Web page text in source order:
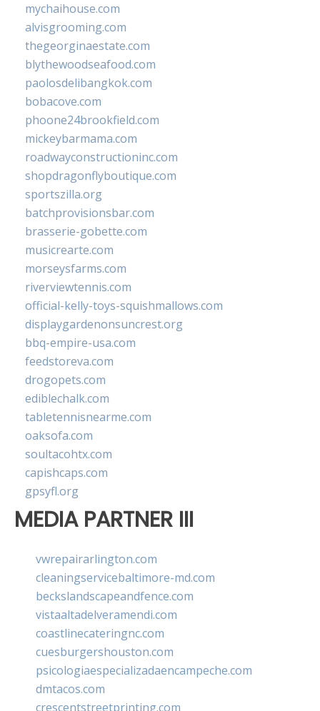
mychaihouse.com
alvisgrooming.com
thegeorginaestate.com
blythewoodseafood.com
paolosdelibangkok.com
bobacove.com
phoone24brookfield.com
mickeybarmama.com
roadwayconstructioninc.com
shopdragonflyboutique.com
sportszilla.org
batchprovisionsbar.com
brasserie-gobette.com
musicrearte.com
morseysfarms.com
riverviewtennis.com
official-kelly-toys-squishmallows.com
displaygardenonsuncrest.org
bbq-empire-usa.com
feedstoreva.com
drogopets.com
ediblechalk.com
tabletennisnearme.com
oaksofa.com
soultacohtx.com
capishcaps.com
gpsyfl.org
MEDIA PARTNER III
vwrepairarlington.com
cleaningservicebaltimore-md.com
beckslandscapeandfence.com
vistaaltadelveramendi.com
coastlinecateringnc.com
cuesburgershouston.com
psicologiaespecializadaencampeche.com
dmtacos.com
crescentstreetprinting.com